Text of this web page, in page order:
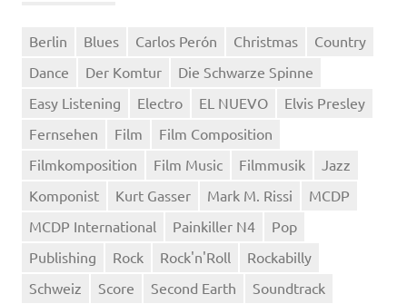
Berlin Blues Carlos Perón Christmas
Country
Dance
Der Komtur
Die Schwarze Spinne
Easy Listening
Electro EL NUEVO
Elvis Presley
Fernsehen
Film
Film Composition
Filmkomposition
Film Music Filmmusik
Jazz
Komponist
Kurt Gasser Mark M. Rissi
MCDP
MCDP International
Painkiller N4
Pop
Publishing
Rock Rock'n'Roll
Rockabilly
Schweiz
Score Second Earth
Soundtrack